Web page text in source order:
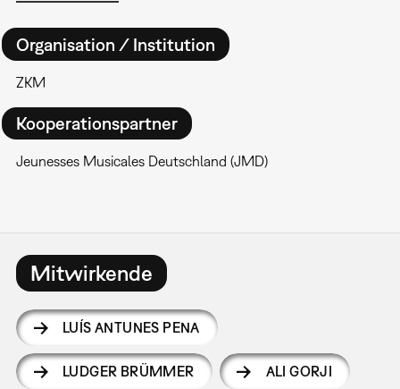
Organisation / Institution
ZKM
Kooperationspartner
Jeunesses Musicales Deutschland (JMD)
Mitwirkende
LUÍS ANTUNES PENA
LUDGER BRÜMMER ALI GORJI